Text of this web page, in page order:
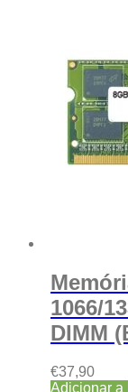
1066/
DIMM
€37,90
Adicionar a